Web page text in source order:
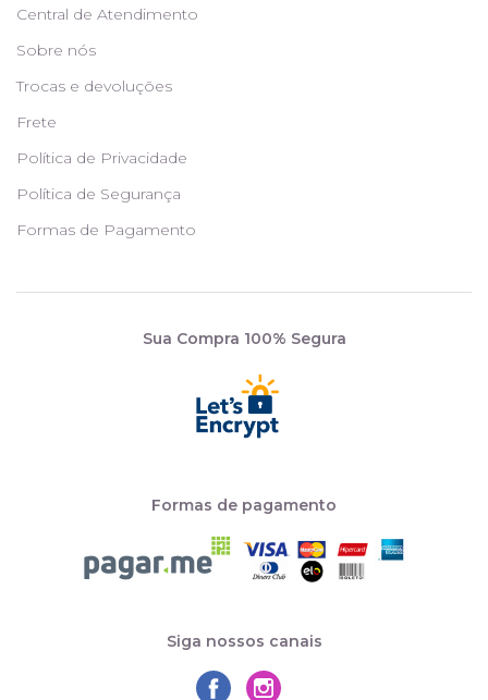
Central de Atendimento
Sobre nós
Trocas e devoluções
Frete
Política de Privacidade
Política de Segurança
Formas de Pagamento
Sua Compra 100% Segura
Formas de pagamento
Siga nossos canais